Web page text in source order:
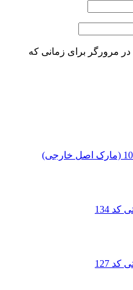
در مرورگر برای زمانی که
134
127